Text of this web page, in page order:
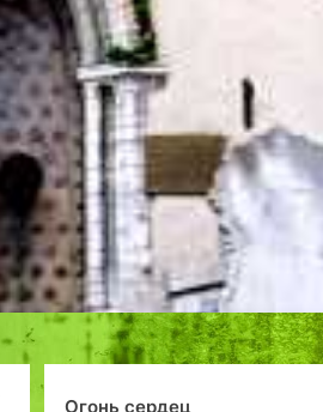
Огонь сердец